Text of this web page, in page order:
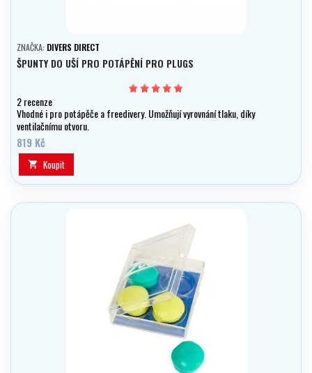
ZNAČKA: DIVERS DIRECT
ŠPUNTY DO UŠÍ PRO POTÁPĚNÍ PRO PLUGS
2 recenze
Vhodné i pro potápěče a freedivery. Umožňují vyrovnání tlaku, díky
ventilačnímu otvoru.
819 Kč
 Koupit